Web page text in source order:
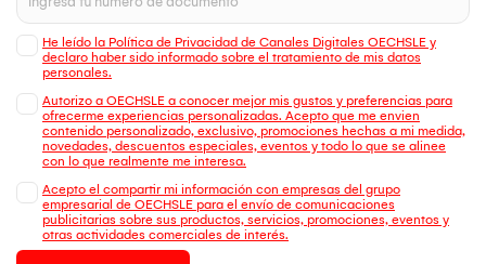
He leído la Política de Privacidad de Canales Digitales OECHSLE y
declaro haber sido informado sobre el tratamiento de mis datos
personales.
Autorizo a OECHSLE a conocer mejor mis gustos y preferencias para
ofrecerme experiencias personalizadas. Acepto que me envien
contenido personalizado, exclusivo, promociones hechas a mi medida,
novedades, descuentos especiales, eventos y todo lo que se alinee
con lo que realmente me interesa.
Acepto el compartir mi información con empresas del grupo
empresarial de OECHSLE para el envío de comunicaciones
publicitarias sobre sus productos, servicios, promociones, eventos y
otras actividades comerciales de interés.